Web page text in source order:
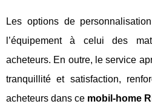
Les options de
l’équipement à celui des
acheteurs. En outre, le service
tranquillité et satisfaction,
acheteurs dans ce mobil-home